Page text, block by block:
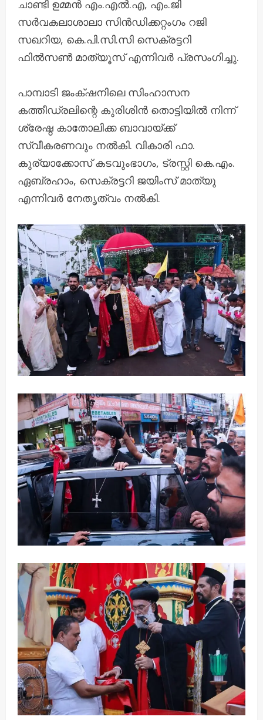
ചാണ്ടി ഉമ്മൻ എം.എൽ.എ, എം.ജി
സർവകലാശാലാ സിൻഡിക്കറ്റംഗം റജി
സഖറിയ, കെ.പി.സി.സി സെക്രട്ടറി
ഫിൽസൺ മാത്യൂസ് എന്നിവർ പ്രസംഗിച്ചു.
പാമ്പാടി ജംക്‌ഷനിലെ സിംഹാസന
കത്തീഡ്രലിന്റെ കുരിശിൻ തൊട്ടിയിൽ നിന്ന്
ശ്രേഷ്ഠ കാതോലിക്ക ബാവായ്ക്ക്
സ്വീകരണവും നൽകി. വികാരി ഫാ.
കുര്യാക്കോസ് കടവുംഭാഗം, ട്രസ്റ്റി കെ.എം.
ഏബ്രഹാം, സെക്രട്ടറി ജയിംസ് മാത്യു
എന്നിവർ നേതൃത്വം നൽകി.